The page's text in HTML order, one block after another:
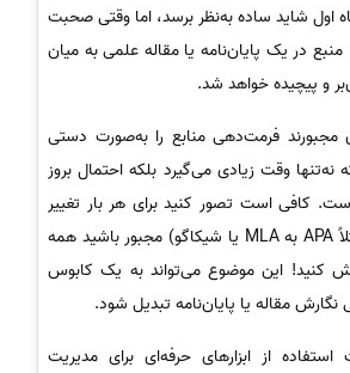
اول شاید ساده به‌نظر برسد، اما وقتی صحبت
در یک پایان‌نامه یا مقاله علمی به میان
و پیچیده خواهد شد.
مجبورند فرمت‌دهی منابع را به‌صورت دستی
وقت زیادی می‌گیرد بلکه احتمال بروز
کافی است تصور کنید برای هر بار تغییر
سبک رفرنس‌دهی (مثلاً APA به MLA یا شیکاگو) مجبور باشید همه
کنید! این موضوع می‌تواند به یک کابوس
نگارش مقاله یا پایان‌نامه تبدیل شود.
از ابزارهای حرفه‌ای برای مدیریت